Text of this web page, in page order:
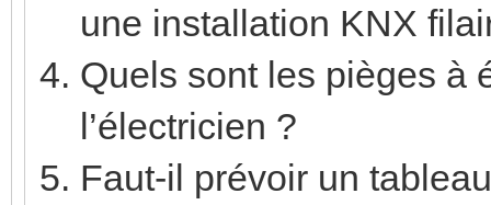
une installation KNX
Quels sont les pièges à
l’électricien ?
Faut-il prévoir un